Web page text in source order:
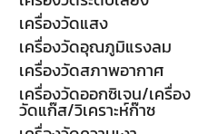
เครื่องวัดแสง
เครื่องวัดอุณภูมิแรงลม
เครื่องวัดสภาพอากาศ
เครื่องวัดออกซิเจน/เครื่อง
วัดแก๊ส/วิเคราะห์ก๊าซ